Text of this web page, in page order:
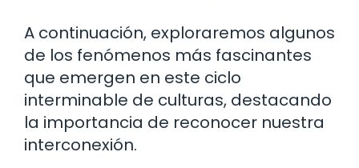
A continuación, exploraremos algunos
de los fenómenos más fascinantes
que emergen en este ciclo
interminable de culturas, destacando
la importancia de reconocer nuestra
interconexión.